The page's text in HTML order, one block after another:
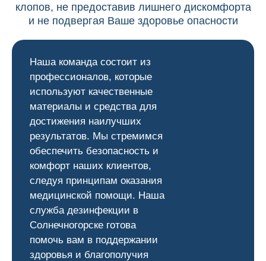
клопов, не предоставив лишнего дискомфорта
и не подвергая Ваше здоровье опасности
Наша команда состоит из
профессионалов, которые
используют качественные
материалы и средства для
достижения наилучших
результатов. Мы стремимся
обеспечить безопасность и
комфорт наших клиентов,
следуя принципам оказания
медицинской помощи. Наша
служба дезинфекции в
Солнечногорске готова
помочь вам в поддержании
здоровья и благополучия